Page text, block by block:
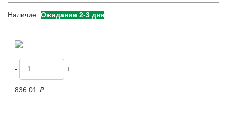
Наличие: Ожидание 2-3 дня
- +
836.01 ₽